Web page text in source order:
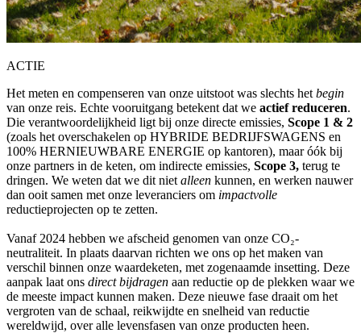
ACTIE
Het meten en compenseren van onze uitstoot was slechts het begin
van onze reis. Echte vooruitgang betekent dat we actief reduceren.
Die verantwoordelijkheid ligt bij onze directe emissies, Scope 1 & 2
(zoals het overschakelen op HYBRIDE BEDRIJFSWAGENS en
100% HERNIEUWBARE ENERGIE op kantoren), maar óók bij
onze partners in de keten, om indirecte emissies, Scope 3, terug te
dringen. We weten dat we dit niet alleen kunnen, en werken nauwer
dan ooit samen met onze leveranciers om impactvolle
reductieprojecten op te zetten.
Vanaf 2024 hebben we afscheid genomen van onze CO₂-
neutraliteit. In plaats daarvan richten we ons op het maken van
verschil binnen onze waardeketen, met zogenaamde insetting. Deze
aanpak laat ons direct bijdragen aan reductie op de plekken waar we
de meeste impact kunnen maken. Deze nieuwe fase draait om het
vergroten van de schaal, reikwijdte en snelheid van reductie
wereldwijd, over alle levensfasen van onze producten heen.